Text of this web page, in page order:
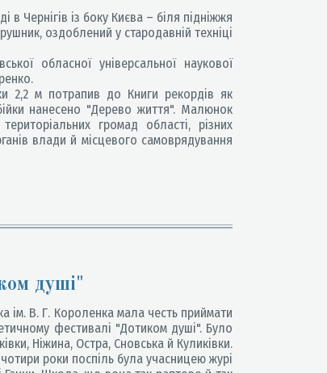
в Чернігів із боку Києва – біля підніжжя
оздоблений у стародавній техніці
обласної універсальної наукової
2,2 м потрапив до Книги рекордів як
нанесено "Дерево життя". Малюнок
громад області, різних
влади й місцевого самоврядування
душі"
ім. В. Г. Короленка мала честь приймати
фестивалі "Дотиком душі". Було
Ніжина, Остра, Сновська й Куликівки.
роки поспіль була учасницею журі